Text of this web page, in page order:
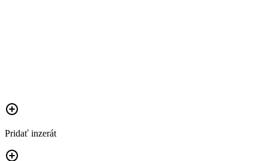
Pridať inzerát